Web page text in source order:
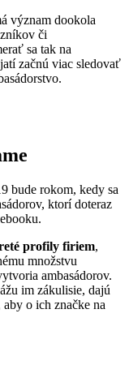
význam dookola
či
sa tak na
začnú viac sledovať
bude rokom, kedy sa
ktorí doteraz
profily firiem,
množstvu
ambasádorov.
im zákulisie, dajú
o ich značke na